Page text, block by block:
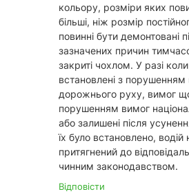
кольору, розміри яких
більші, ніж розмір
повинні бути демонтовані
зазначених причин
закриті чохлом. У разі
встановлені з
дорожнього руху, вимог
порушенням вимог
або залишені після
їх було встановлено,
притягнений до
чинним законодавством.
Відповісти